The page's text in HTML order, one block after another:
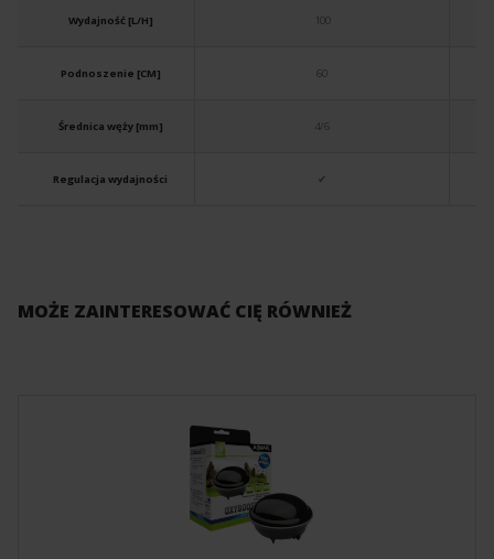
Wydajność [L/H]
Podnoszenie [CM]
Średnica węży [mm]
Regulacja wydajności
100
60
4/6
✔
MOŻE ZAINTERESOWAĆ CIĘ RÓWNIEŻ